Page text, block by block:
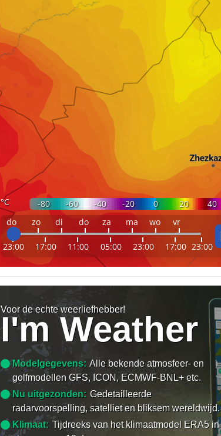
°C -80 -60 -40 -20 0 20 40
do
zo di do za ma wo vr
23:00 17:00 11:00 05:00 23:00 17:00 23:00
Voor de echte weerliefhebber!
I'm Weather
Modelgegevens: Alle bekende atmosfeer- en
golfmodellen GFS, ICON, ECMWF-BNL+ etc.
Nu uitgezonden: Gedetailleerde
radarvoorspelling, satelliet en bliksem wereldwijd.
Klimaat: Tijdreeks van het klimaatmodel ERA5 in